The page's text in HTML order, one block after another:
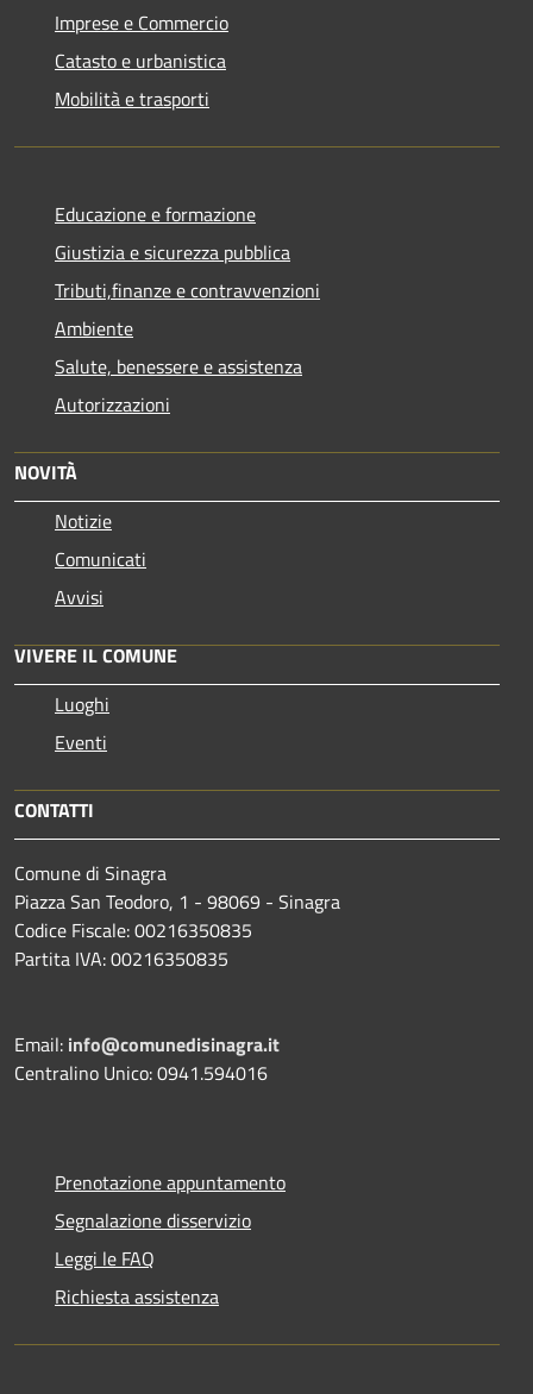
Imprese e Commercio
Catasto e urbanistica
Mobilità e trasporti
Educazione e formazione
Giustizia e sicurezza pubblica
Tributi,finanze e contravvenzioni
Ambiente
Salute, benessere e assistenza
Autorizzazioni
NOVITÀ
Notizie
Comunicati
Avvisi
VIVERE IL COMUNE
Luoghi
Eventi
CONTATTI
Comune di Sinagra
Piazza San Teodoro, 1 - 98069 - Sinagra
Codice Fiscale: 00216350835
Partita IVA: 00216350835
Email: info@comunedisinagra.it
Centralino Unico: 0941.594016
Prenotazione appuntamento
Segnalazione disservizio
Leggi le FAQ
Richiesta assistenza